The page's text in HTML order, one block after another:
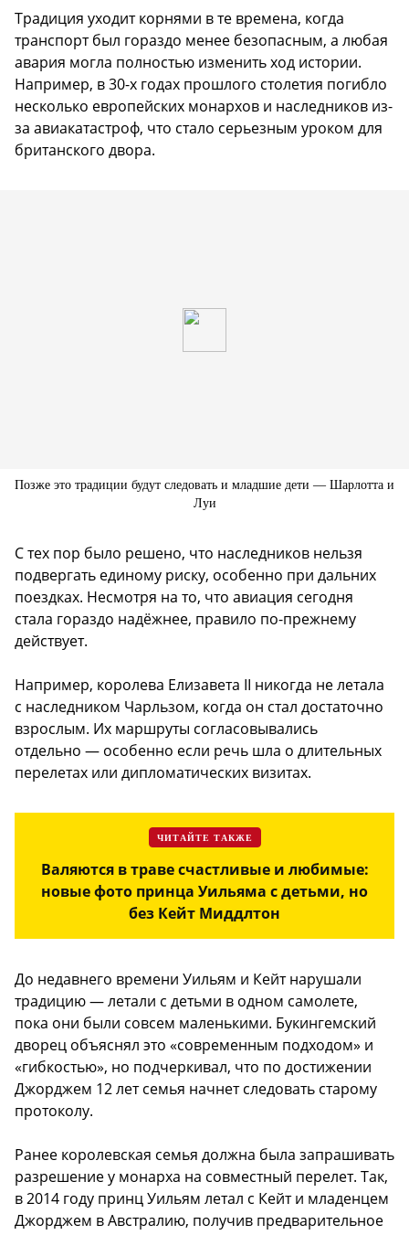
Традиция уходит корнями в те времена, когда
транспорт был гораздо менее безопасным, а любая
авария могла полностью изменить ход истории.
Например, в 30-х годах прошлого столетия погибло
несколько европейских монархов и наследников из-
за авиакатастроф, что стало серьезным уроком для
британского двора.
Позже это традиции будут следовать и младшие дети — Шарлотта и
Луи
С тех пор было решено, что наследников нельзя
подвергать единому риску, особенно при дальних
поездках. Несмотря на то, что авиация сегодня
стала гораздо надёжнее, правило по-прежнему
действует.
Например, королева Елизавета II никогда не летала
с наследником Чарльзом, когда он стал достаточно
взрослым. Их маршруты согласовывались
отдельно — особенно если речь шла о длительных
перелетах или дипломатических визитах.
ЧИТАЙТЕ ТАКЖЕ
Валяются в траве счастливые и любимые:
новые фото принца Уильяма с детьми, но
без Кейт Миддлтон
До недавнего времени Уильям и Кейт нарушали
традицию — летали с детьми в одном самолете,
пока они были совсем маленькими. Букингемский
дворец объяснял это «современным подходом» и
«гибкостью», но подчеркивал, что по достижении
Джорджем 12 лет семья начнет следовать старому
протоколу.
Ранее королевская семья должна была запрашивать
разрешение у монарха на совместный перелет. Так,
в 2014 году принц Уильям летал с Кейт и младенцем
Джорджем в Австралию, получив предварительное